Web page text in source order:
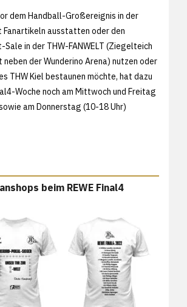
dem Handball-Großereignis in der
ausstatten oder den
Sale in der THW-FANWELT (Ziegelteich
neben der Wunderino Arena) nutzen oder
THW Kiel bestaunen möchte, hat dazu
Woche noch am Mittwoch und Freitag
am Donnerstag (10-18 Uhr)
beim REWE Final4